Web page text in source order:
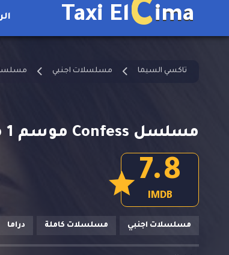
Taxi ElCima
تاكسي السيما مسلسلات اجنبي
مسلسل Confess موسم 1 مترجم كامل
IMDB
7.8
مسلسلات اجنبي مسلسلات كاملة دراما